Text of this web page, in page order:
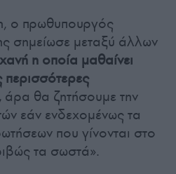
ο πρωθυπουργός
σημείωσε μεταξύ άλλων
η οποία μαθαίνει
άρα θα ζητήσουμε την
εάν ενδεχομένως τα
που γίνονται στο
τα σωστά».